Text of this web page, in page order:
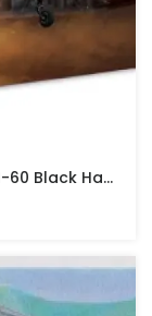
MODELO ESCALA 1:48 Italeri UH-60 / MH-60 Black Hawk Night Raid